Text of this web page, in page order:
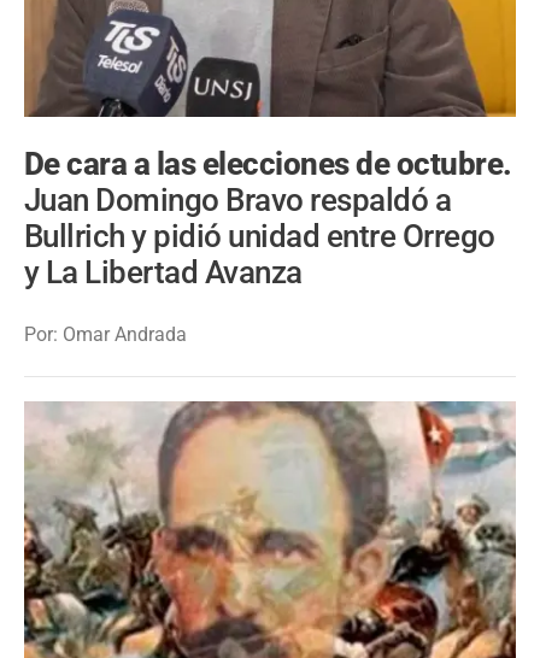
De cara a las elecciones de octubre.
Juan Domingo Bravo respaldó a
Bullrich y pidió unidad entre Orrego
y La Libertad Avanza
Por: Omar Andrada